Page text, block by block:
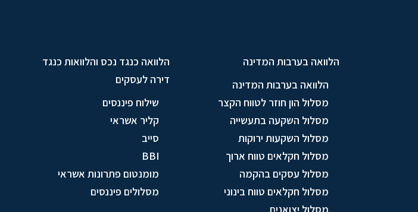
הלוואה בערבות המדינה
הלוואה בערבות המדינה
מסלול הון חוזר לטווח הקצר
מסלול השקעה בתעשייה
מסלול השקעות ירוקות
מסלול חקלאים טווח ארוך
מסלול עסקים בהקמה
מסלול חקלאים טווח בינוני
מסלול יצואנים
הלוואה כנגד נכס והלוואות כנגד
דירה לעסקים
שילוח פיננסים
קליר אשראי
סייב
BBI
מומנטום פתרונות אשראי
מסלולים פיננסים